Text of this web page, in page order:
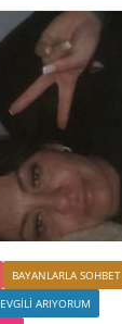
BAYANLARLA SOHBET
ARIYORUM